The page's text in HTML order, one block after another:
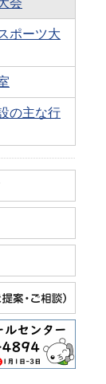
会
ポーツ大
の主な行